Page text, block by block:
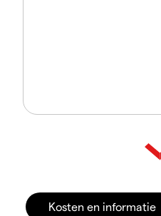
Kosten en informatie